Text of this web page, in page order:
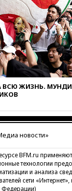
ЖИЗНЬ.
новости»
BFM.ru
технологии
и анализа
сети
Федерации)